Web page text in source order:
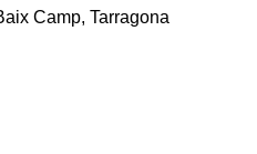
Camp, Tarragona